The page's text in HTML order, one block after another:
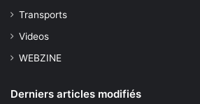
Transports
Videos
WEBZINE
Derniers articles modifiés